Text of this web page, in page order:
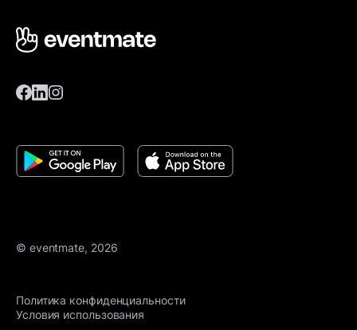
© eventmate, 2026
Политика конфиденциальности
Условия использования